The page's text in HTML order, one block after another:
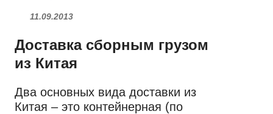
11.09.2013
Доставка сборным грузом
из Китая
Два основных вида доставки из
Китая – это контейнерная (по